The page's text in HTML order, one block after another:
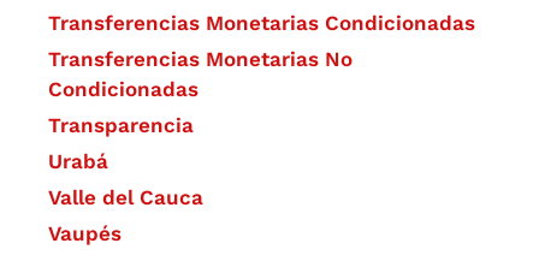
Transferencias Monetarias Condicionadas
Transferencias Monetarias No
Condicionadas
Transparencia
Urabá
Valle del Cauca
Vaupés